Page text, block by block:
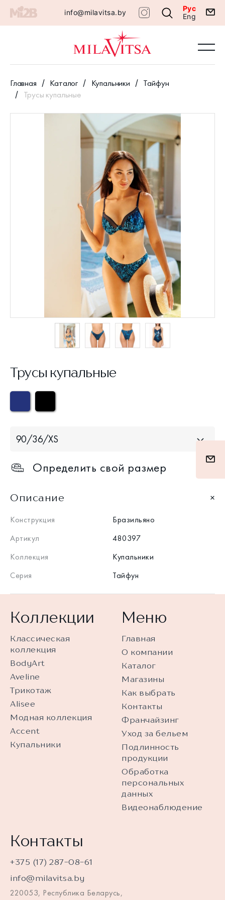
info@milavitsa.by
Рус
Eng
Главная Каталог Купальники
Тайфун
Трусы купальные
Трусы купальные
90/36/XS
Определить свой размер
Описание
Конструкция
Бразильяно
Артикул
480397
Коллекция
Купальники
Серия
Тайфун
Коллекции
Классическая
коллекция
BodyArt
Aveline
Трикотаж
Alisee
Модная коллекция
Accent
Купальники
Меню
Главная
О компании
Каталог
Магазины
Как выбрать
Контакты
Франчайзинг
Уход за бельем
Подлинность
продукции
Обработка
персональных
данных
Видеонаблюдение
Контакты
+375 (17) 287-08-61
info@milavitsa.by
220053, Республика Беларусь,